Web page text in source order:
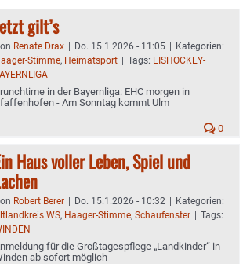
gilt’s
Renate Drax | Do. 15.1.2026 - 11:05 | Kategorien:
Stimme, Heimatsport | Tags: EISHOCKEY-
in der Bayernliga: EHC morgen in
- Am Sonntag kommt Ulm
0
Haus voller Leben, Spiel und
Robert Berer | Do. 15.1.2026 - 10:32 | Kategorien:
WS, Haager-Stimme, Schaufenster | Tags:
für die Großtagespflege „Landkinder“ in
ab sofort möglich